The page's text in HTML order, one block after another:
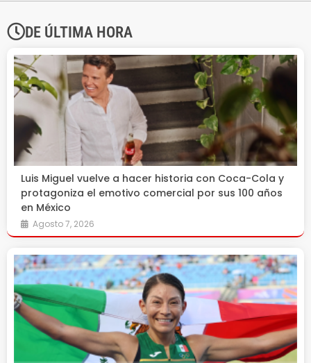
DE ÚLTIMA HORA
Luis Miguel vuelve a hacer historia con Coca-Cola y
protagoniza el emotivo comercial por sus 100 años
en México
Agosto 7, 2026